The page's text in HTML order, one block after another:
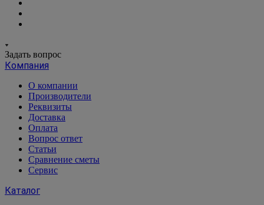
Задать вопрос
Компания
О компании
Производители
Реквизиты
Доставка
Оплата
Вопрос ответ
Статьи
Сравнение сметы
Сервис
Каталог